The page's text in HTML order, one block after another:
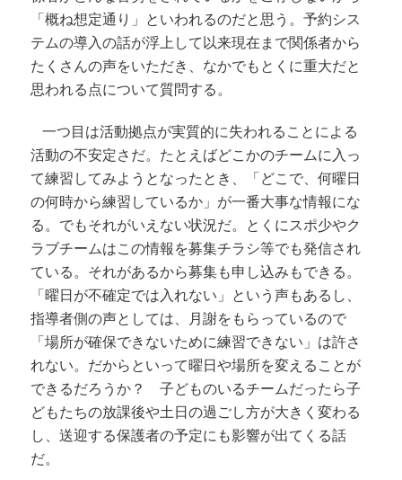
「概ね想定通り」といわれるのだと思う。予約シス
テムの導入の話が浮上して以来現在まで関係者から
たくさんの声をいただき、なかでもとくに重大だと
思われる点について質問する。
一つ目は活動拠点が実質的に失われることによる
活動の不安定さだ。たとえばどこかのチームに入っ
て練習してみようとなったとき、「どこで、何曜日
の何時から練習しているか」が一番大事な情報にな
る。でもそれがいえない状況だ。とくにスポ少やク
ラブチームはこの情報を募集チラシ等でも発信され
ている。それがあるから募集も申し込みもできる。
「曜日が不確定では入れない」という声もあるし、
指導者側の声としては、月謝をもらっているので
「場所が確保できないために練習できない」は許さ
れない。だからといって曜日や場所を変えることが
できるだろうか？ 子どものいるチームだったら子
どもたちの放課後や土日の過ごし方が大きく変わる
し、送迎する保護者の予定にも影響が出てくる話
だ。